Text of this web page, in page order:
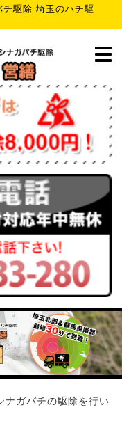
チ駆除 埼玉のハチ駆
ナガバチの駆除を行い